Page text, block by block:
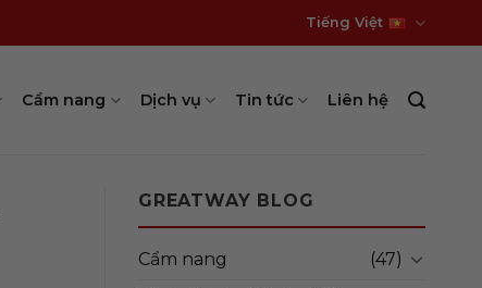
Tiếng Việt
Cẩm nang Dịch vụ Tin tức Liên hệ
GREATWAY BLOG
Cẩm nang
(47)